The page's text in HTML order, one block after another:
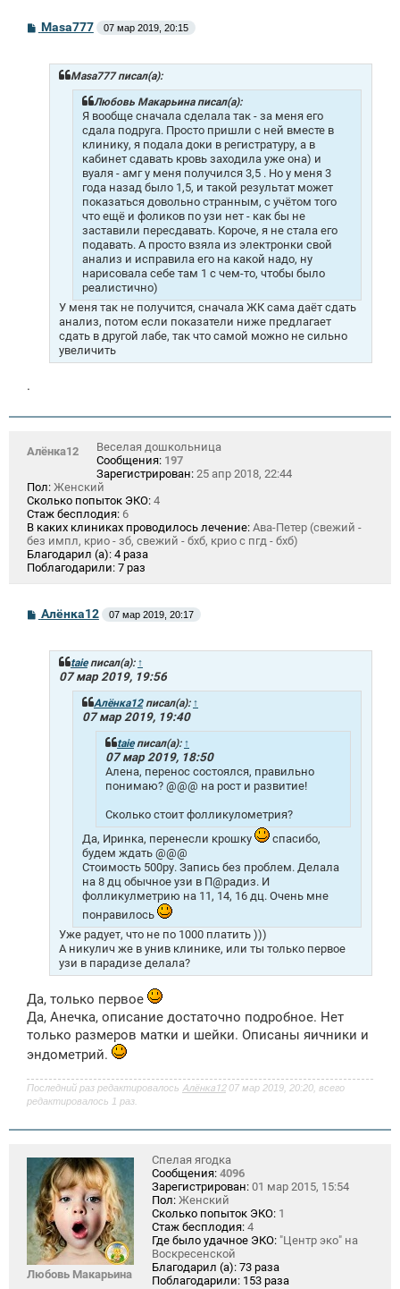
С
о
Masa777 07 мар 2019, 20:15
Masa777 писал(а):
Любовь Макарьина писал(а):
Я вообще сначала сделала так - за меня его
сдала подруга. Просто пришли с ней вместе в
клинику, я подала доки в регистратуру, а в
кабинет сдавать кровь заходила уже она) и
вуаля - амг у меня получился 3,5 . Но у меня 3
года назад было 1,5, и такой результат может
показаться довольно странным, с учётом того
что ещё и фоликов по узи нет - как бы не
заставили пересдавать. Короче, я не стала его
подавать. А просто взяла из электронки свой
анализ и исправила его на какой надо, ну
нарисовала себе там 1 с чем-то, чтобы было
реалистично)
У меня так не получится, сначала ЖК сама даёт сдать
анализ, потом если показатели ниже предлагает
сдать в другой лабе, так что самой можно не сильно
увеличить
.
Алёнка12
Веселая дошкольница
Сообщения: 197
Зарегистрирован: 25 апр 2018, 22:44
Пол: Женский
Сколько попыток ЭКО: 4
Стаж бесплодия: 6
В каких клиниках проводилось лечение: Ава-Петер (свежий -
без импл, крио - зб, свежий - бхб, крио с пгд - бхб)
Благодарил (а): 4 раза
Поблагодарили: 7 раз
С
о
Алёнка12 07 мар 2019, 20:17
taieписал(а): ↑
07 мар 2019, 19:56
Алёнка12писал(а): ↑
07 мар 2019, 19:40
taieписал(а): ↑
07 мар 2019, 18:50
Алена, перенос состоялся, правильно
понимаю? @@@ на рост и развитие!
Сколько стоит фолликулометрия?
Да, Иринка, перенесли крошку
спасибо,
будем ждать @@@
Стоимость 500ру. Запись без проблем. Делала
на 8 дц обычное узи в П@радиз. И
фолликулметрию на 11, 14, 16 дц. Очень мне
понравилось
Уже радует, что не по 1000 платить )))
А никулич же в унив клинике, или ты только первое
узи в парадизе делала?
Да, только первое
Да, Анечка, описание достаточно подробное. Нет
только размеров матки и шейки. Описаны яичники и
эндометрий.
Последний раз редактировалось Алёнка1207 мар 2019, 20:20, всего
редактировалось 1 раз.
Любовь Макарьина
Спелая ягодка
Сообщения: 4096
Зарегистрирован: 01 мар 2015, 15:54
Пол: Женский
Сколько попыток ЭКО: 1
Стаж бесплодия: 4
Где было удачное ЭКО: "Центр эко" на
Воскресенской
Благодарил (а): 73 раза
Поблагодарили: 153 раза